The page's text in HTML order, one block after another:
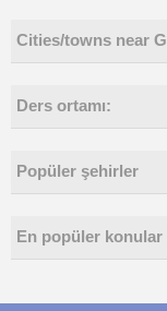
Cities/towns near
Ders ortamı:
Popüler şehirler
En popüler konular